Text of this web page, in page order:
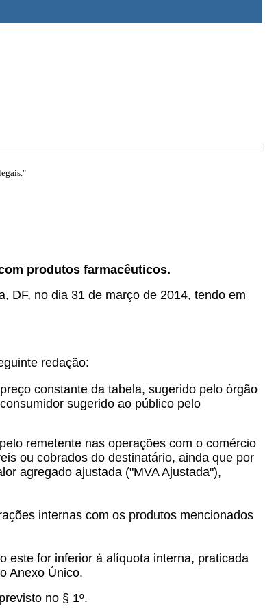
produtos farmacêuticos.
DF, no dia 31 de março de 2014, tendo em
redação:
constante da tabela, sugerido pelo órgão
sugerido ao público pelo
remetente nas operações com o comércio
ou cobrados do destinatário, ainda que por
agregado ajustada ("MVA Ajustada"),
internas com os produtos mencionados
este for inferior à alíquota interna, praticada
Anexo Único.
no § 1º.